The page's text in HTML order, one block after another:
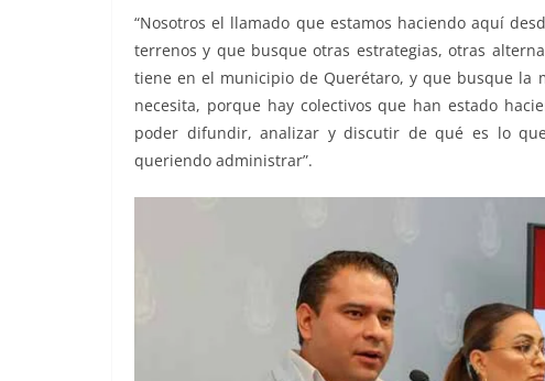
“Nosotros el llamado que estamos haciendo aquí
terrenos y que busque otras estrategias, otras
tiene en el municipio de Querétaro, y que busque la
necesita, porque hay colectivos que han estado
poder difundir, analizar y discutir de qué es lo
queriendo administrar”.